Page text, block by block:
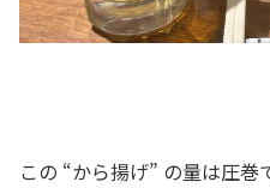
この “から揚げ” の量は圧